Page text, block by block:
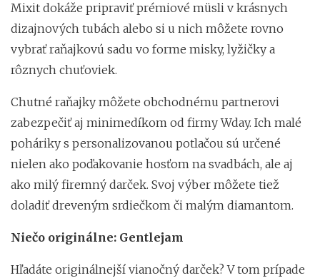
Mixit dokáže pripraviť prémiové müsli v krásnych
dizajnových tubách alebo si u nich môžete rovno
vybrať raňajkovú sadu vo forme misky, lyžičky a
rôznych chuťoviek.
Chutné raňajky môžete obchodnému partnerovi
zabezpečiť aj minimedíkom od firmy Wday. Ich malé
poháriky s personalizovanou potlačou sú určené
nielen ako poďakovanie hosťom na svadbách, ale aj
ako milý firemný darček. Svoj výber môžete tiež
doladiť dreveným srdiečkom či malým diamantom.
Niečo originálne: Gentlejam
Hľadáte originálnejší vianočný darček? V tom prípade